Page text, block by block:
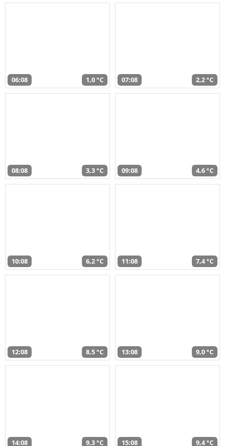
06:08 1,0 °C 07:08 2,2 °C
08:08 3,3 °C 09:08 4,6 °C
10:08 6,2 °C 11:08 7,4 °C
12:08 8,5 °C 13:08 9,0 °C
14:08 9,3 °C 15:08 9,4 °C